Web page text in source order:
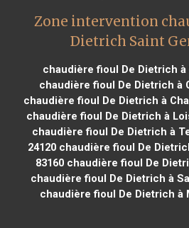
Zone intervention
Dietrich Saint
chaudière fioul De Dietrich à
chaudière fioul De Dietrich à
chaudière fioul De Dietrich à
chaudière fioul De Dietrich à
chaudière fioul De Dietrich à
24120chaudière fioul De
83160chaudière fioul De
chaudière fioul De Dietrich à
chaudière fioul De Dietrich à